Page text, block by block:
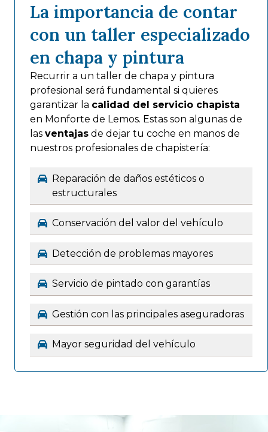
La importancia de contar
con un taller especializado
en chapa y pintura
Recurrir a un taller de chapa y pintura
profesional será fundamental si quieres
garantizar la calidad del servicio chapista
en Monforte de Lemos. Estas son algunas de
lasventajas de dejar tu coche en manos de
nuestros profesionales de chapistería:
Reparación de daños estéticos o
estructurales
Conservación del valor del vehículo
Detección de problemas mayores
Servicio de pintado con garantías
Gestión con las principales aseguradoras
Mayor seguridad del vehículo